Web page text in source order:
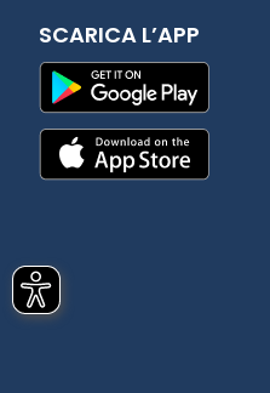
SCARICA L’APP